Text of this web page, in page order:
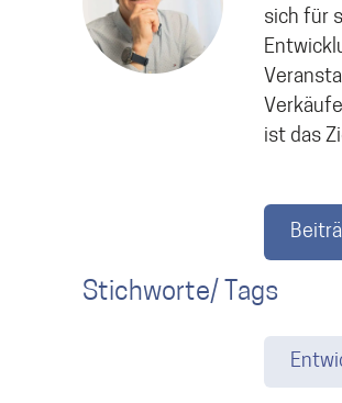
sich für
ist das
Stichworte/ Tags